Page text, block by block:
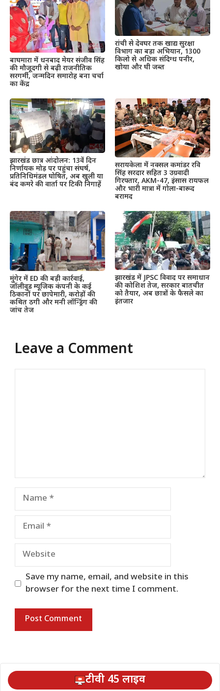
बाघमारा में धनबाद मेयर संजीव सिंह
की मौजूदगी से बढ़ी राजनीतिक
सरगर्मी, जन्मदिन समारोह बना चर्चा
का केंद्र
रांची से देवघर तक खाद्य सुरक्षा
विभाग का बड़ा अभियान, 1300
किलो से अधिक संदिग्ध पनीर,
खोया और घी जब्त
झारखंड छात्र आंदोलन: 13वें दिन
निर्णायक मोड़ पर पहुंचा संघर्ष,
प्रतिनिधिमंडल घोषित, अब खुली या
बंद कमरे की वार्ता पर टिकी निगाहें
सरायकेला में नक्सल कमांडर रवि
सिंह सरदार सहित 3 उग्रवादी
गिरफ्तार, AKM-47, इंसास रायफल
और भारी मात्रा में गोला-बारूद
बरामद
मुंगेर में ED की बड़ी कार्रवाई,
जॉलीवुड म्यूजिक कंपनी के कई
ठिकानों पर छापेमारी, करोड़ों की
कथित ठगी और मनी लॉन्ड्रिंग की
जांच तेज
झारखंड में JPSC विवाद पर समाधान
की कोशिश तेज, सरकार बातचीत
को तैयार, अब छात्रों के फैसले का
इंतजार
Leave a Comment
Name
Email
Website
Save my name, email, and website in this
browser for the next time I comment.
टीवी 45 लाइव